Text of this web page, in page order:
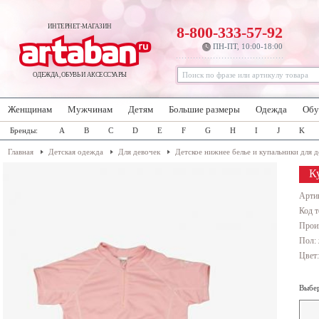
ИНТЕРНЕТ-МАГАЗИН
ОДЕЖДА, ОБУВЬ И АКСЕССУАРЫ
8-800-333-57-92
ПН-ПТ, 10:00-18:00
Женщинам Мужчинам Детям Большие размеры Одежда
Бренды: A B C D E F G H I J K
Главная Детская одежда Для девочек Детское нижнее белье и купальники для
Код
Пол: